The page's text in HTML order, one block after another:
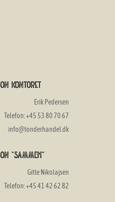
Kontoret
Erik Pedersen
Telefon: +45 53 80 70 67
info@tonderhandel.dk
"SAMMEN"
Gitte Nikolajsen
Telefon: +45 41 42 62 82